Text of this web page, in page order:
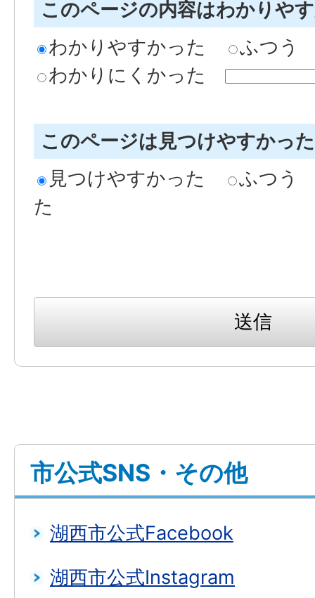
このページの内容はわかりや
わかりやすかった
ふつう
わかりにくかった
このページは見つけやすかっ
見つけやすかった
ふつう
た
市公式SNS・その他
湖西市公式Facebook
湖西市公式Instagram